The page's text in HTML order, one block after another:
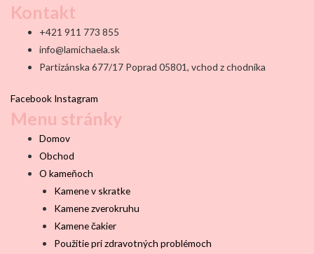
Kontakt
+421 911 773 855
info@lamichaela.sk
Partizánska 677/17 Poprad 05801, vchod z chodníka
Facebook Instagram
Menu stránky
Domov
Obchod
O kameňoch
Kamene v skratke
Kamene zverokruhu
Kamene čakier
Použitie pri zdravotných problémoch